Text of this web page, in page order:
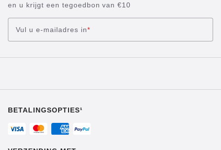
en u krijgt een tegoedbon van €10
Vul u e-mailadres in*
BETALINGSOPTIES¹